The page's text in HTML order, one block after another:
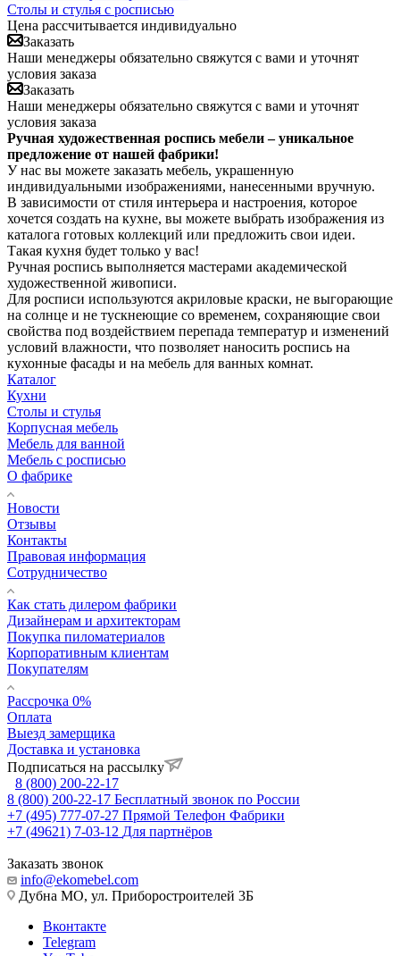
Столы и стулья с росписью
Цена рассчитывается индивидуально
Заказать
Наши менеджеры обязательно свяжутся с вами и уточнят
условия заказа
Заказать
Наши менеджеры обязательно свяжутся с вами и уточнят
условия заказа
Ручная художественная роспись мебели – уникальное
предложение от нашей фабрики!
У нас вы можете заказать мебель, украшенную
индивидуальными изображениями, нанесенными вручную.
В зависимости от стиля интерьера и настроения, которое
хочется создать на кухне, вы можете выбрать изображения из
каталога готовых коллекций или предложить свои идеи.
Такая кухня будет только у вас!
Ручная роспись выполняется мастерами академической
художественной живописи.
Для росписи используются акриловые краски, не выгорающие
на солнце и не тускнеющие со временем, сохраняющие свои
свойства под воздействием перепада температур и изменений
условий влажности, что позволяет наносить роспись на
кухонные фасады и на мебель для ванных комнат.
Каталог
Кухни
Столы и стулья
Корпусная мебель
Мебель для ванной
Мебель с росписью
О фабрике
Новости
Отзывы
Контакты
Правовая информация
Сотрудничество
Как стать дилером фабрики
Дизайнерам и архитекторам
Покупка пиломатериалов
Корпоративным клиентам
Покупателям
Рассрочка 0%
Оплата
Выезд замерщика
Доставка и установка
Подписаться на рассылку
8 (800) 200-22-17
8 (800) 200-22-17 Бесплатный звонок по России
+7 (495) 777-07-27 Прямой Телефон Фабрики
+7 (49621) 7-03-12 Для партнёров
Заказать звонок
info@ekomebel.com
Дубна МО, ул. Приборостроителей 3Б
Вконтакте
Telegram